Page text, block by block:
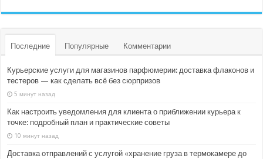
Последние Популярные Комментарии
Курьерские услуги для магазинов парфюмерии: доставка флаконов и
тестеров — как сделать всё без сюрпризов
5 минут назад
Как настроить уведомления для клиента о приближении курьера к
точке: подробный план и практические советы
10 минут назад
Доставка отправлений с услугой «хранение груза в термокамере до